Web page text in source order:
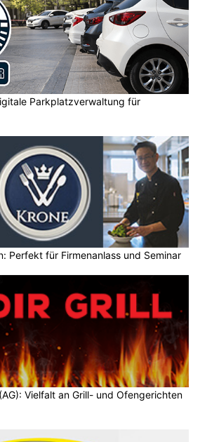
Parkplatzverwaltung für
Perfekt für Firmenanlass und Seminar
Vielfalt an Grill- und Ofengerichten